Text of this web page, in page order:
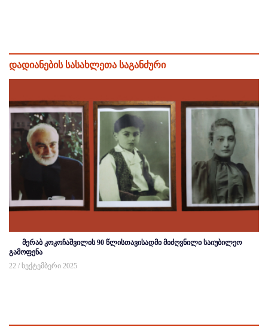
დადიანების სასახლეთა საგანძური
მერაბ კოკოჩაშვილის 90 წლისთავისადმი მიძღვნილი საიუბილეო
გამოფენა
22 / სექტემბერი 2025